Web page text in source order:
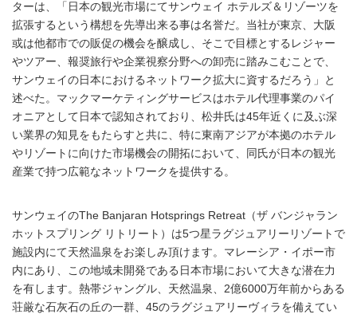
ターは、「日本の観光市場にてサンウェイ ホテルズ＆リゾーツを
拡張するという構想を先導出来る事は名誉だ。当社が東京、大阪
或は他都市での販促の機会を醸成し、そこで目標とするレジャー
やツアー、報奨旅行や企業視察分野への卸売に踏みこむことで、
サンウェイの日本におけるネットワーク拡大に資するだろう」と
述べた。マックマーケティングサービスはホテル代理事業のパイ
オニアとして日本で認知されており、松井氏は45年近くに及ぶ深
い業界の知見をもたらすと共に、特に東南アジアが本拠のホテル
やリゾートに向けた市場機会の開拓において、同氏が日本の観光
産業で持つ広範なネットワークを提供する。
サンウェイのThe Banjaran Hotsprings Retreat（ザ バンジャラン
ホットスプリング リトリート）は5つ星ラグジュアリーリゾートで
施設内にて天然温泉をお楽しみ頂けます。マレーシア・イポー市
内にあり、この地域未開発である日本市場において大きな潜在力
を有します。熱帯ジャングル、天然温泉、2億6000万年前からある
荘厳な石灰石の丘の一群、45のラグジュアリーヴィラを備えてい